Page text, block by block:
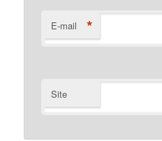
E-mail *
Site